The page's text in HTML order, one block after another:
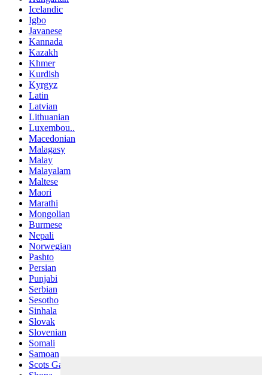
Icelandic
Igbo
Javanese
Kannada
Kazakh
Khmer
Kurdish
Kyrgyz
Latin
Latvian
Lithuanian
Luxembou..
Macedonian
Malagasy
Malay
Malayalam
Maltese
Maori
Marathi
Mongolian
Burmese
Nepali
Norwegian
Pashto
Persian
Punjabi
Serbian
Sesotho
Sinhala
Slovak
Slovenian
Somali
Samoan
Scots Gaelic